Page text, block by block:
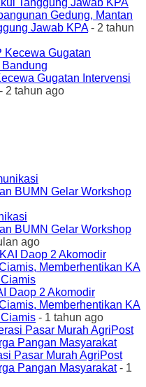
Gedung, Mantan
Jawab KPA- 2 tahun
Gugatan Intervensi
- 2 tahun ago
BUMN Gelar Workshop
ago
Daop 2 Akomodir
Memberhentikan KA
- 1 tahun ago
Pasar Murah AgriPost
Pangan Masyarakat- 1